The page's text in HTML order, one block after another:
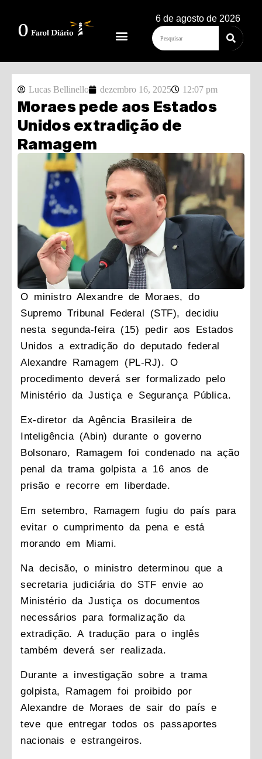
6 de agosto de 2026
Lucas Bellinello dezembro 16, 2025 12:07 pm
Moraes pede aos Estados
Unidos extradição de
Ramagem
O ministro Alexandre de Moraes, do
Supremo Tribunal Federal (STF), decidiu
nesta segunda-feira (15) pedir aos Estados
Unidos a extradição do deputado federal
Alexandre Ramagem (PL-RJ). O
procedimento deverá ser formalizado pelo
Ministério da Justiça e Segurança Pública.
Ex-diretor da Agência Brasileira de
Inteligência (Abin) durante o governo
Bolsonaro, Ramagem foi condenado na ação
penal da trama golpista a 16 anos de
prisão e recorre em liberdade.
Em setembro, Ramagem fugiu do país para
evitar o cumprimento da pena e está
morando em Miami.
Na decisão, o ministro determinou que a
secretaria judiciária do STF envie ao
Ministério da Justiça os documentos
necessários para formalização da
extradição. A tradução para o inglês
também deverá ser realizada.
Durante a investigação sobre a trama
golpista, Ramagem foi proibido por
Alexandre de Moraes de sair do país e
teve que entregar todos os passaportes
nacionais e estrangeiros.